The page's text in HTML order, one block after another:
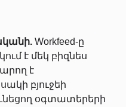
Workfeed-ը
է մեկ բիզնես
է
բյուջեի
օգտատերերի